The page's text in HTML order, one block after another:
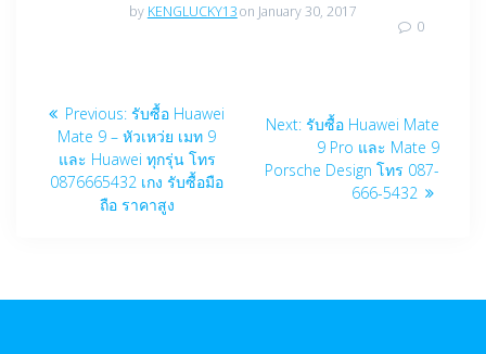
by KENGLUCKY13on January 30, 2017
0
Post
navigation
Previous: Previous
post:
รับซื้อ Huawei
Mate 9 – หัวเหว่ย เมท 9
และ Huawei ทุกรุ่น โทร
0876665432 เกง รับซื้อมือ
ถือ ราคาสูง
Next: Next
post:
รับซื้อ Huawei Mate
9 Pro และ Mate 9
Porsche Design โทร 087-
666-5432